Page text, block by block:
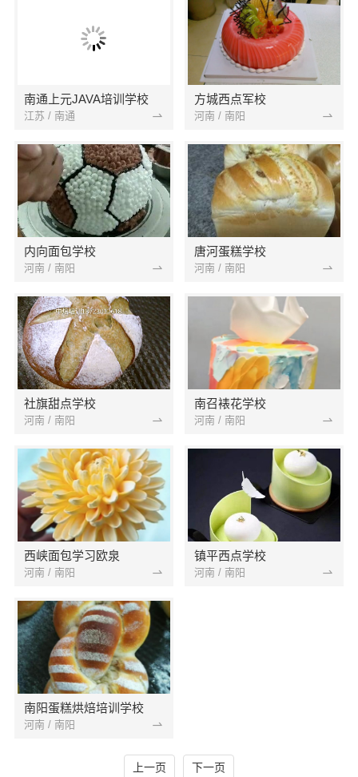
南通上元JAVA培训学校
江苏 / 南通
方城西点军校
河南 / 南阳
内向面包学校
河南 / 南阳
唐河蛋糕学校
河南 / 南阳
社旗甜点学校
河南 / 南阳
南召裱花学校
河南 / 南阳
西峡面包学习欧泉
河南 / 南阳
镇平西点学校
河南 / 南阳
南阳蛋糕烘焙培训学校
河南 / 南阳
上一页 下一页